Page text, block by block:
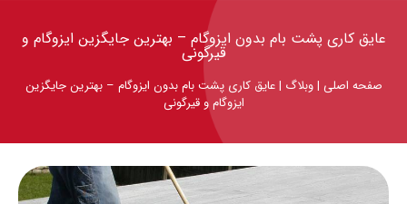
عایق کاری پشت بام بدون ایزوگام – بهترین جایگزین ایزوگام و
قیرگونی
صفحه اصلی |وبلاگ |عایق کاری پشت بام بدون ایزوگام – بهترین جایگزین
ایزوگام و قیرگونی